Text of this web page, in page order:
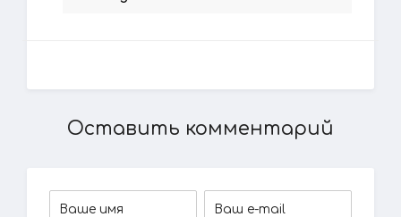
Оставить комментарий